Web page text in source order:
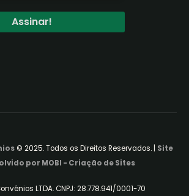
© 2025. Todos os Direitos Reservados. | Site
por MOBI - Criação de Sites
LTDA. CNPJ: 28.778.941/0001-70